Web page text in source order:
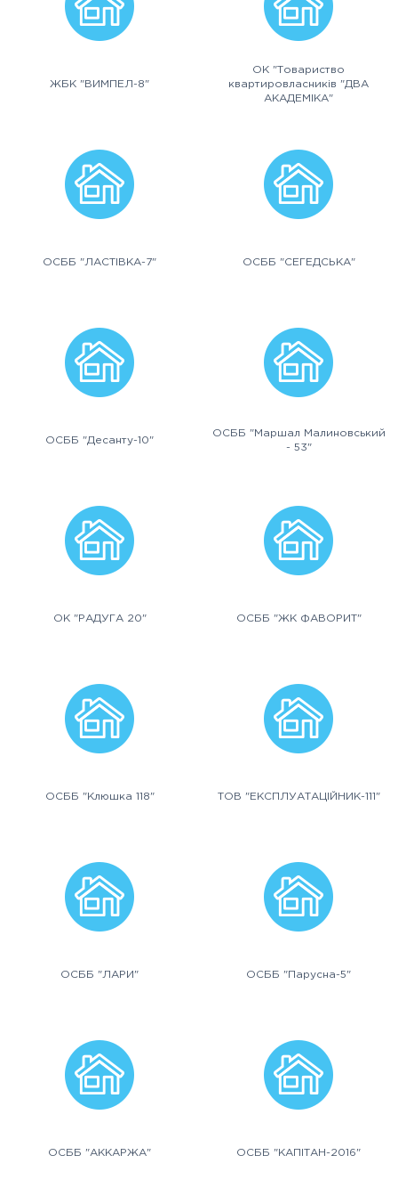
ЖБК "ВИМПЕЛ-8"
ОК "Товариство
квартировласників "ДВА
АКАДЕМІКА"
ОСББ "ЛАСТІВКА-7" ОСББ "СЕГЕДСЬКА"
ОСББ "Десанту-10"
ОСББ "Маршал Малиновський
- 53"
ОК "РАДУГА 20" ОСББ "ЖК ФАВОРИТ"
ОСББ "Клюшка 118" ТОВ "ЕКСПЛУАТАЦІЙНИК-111"
ОСББ "ЛАРИ" ОСББ "Парусна-5"
ОСББ "АККАРЖА" ОСББ "КАПІТАН-2016"